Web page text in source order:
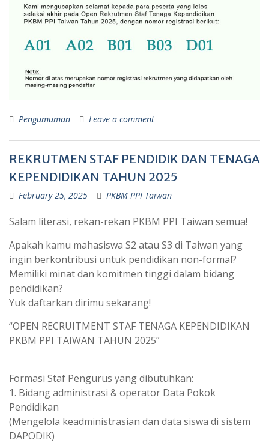
Pengumuman Leave a comment
REKRUTMEN STAF PENDIDIK DAN TENAGA
KEPENDIDIKAN TAHUN 2025
February 25, 2025 PKBM PPI Taiwan
Salam literasi, rekan-rekan PKBM PPI Taiwan semua!
Apakah kamu mahasiswa S2 atau S3 di Taiwan yang
ingin berkontribusi untuk pendidikan non-formal?
Memiliki minat dan komitmen tinggi dalam bidang
pendidikan?
Yuk daftarkan dirimu sekarang!
“OPEN RECRUITMENT STAF TENAGA KEPENDIDIKAN
PKBM PPI TAIWAN TAHUN 2025”
Formasi Staf Pengurus yang dibutuhkan:
1. Bidang administrasi & operator Data Pokok
Pendidikan
(Mengelola keadministrasian dan data siswa di sistem
DAPODIK)